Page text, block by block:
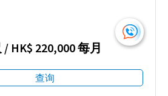
HK$ 220,000 每月
查询